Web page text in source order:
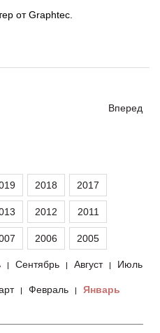
от Graphtec.
Вперед
2018 2017
2012 2011
2006 2005
| Сентябрь | Август | Июль
| Февраль | Январь